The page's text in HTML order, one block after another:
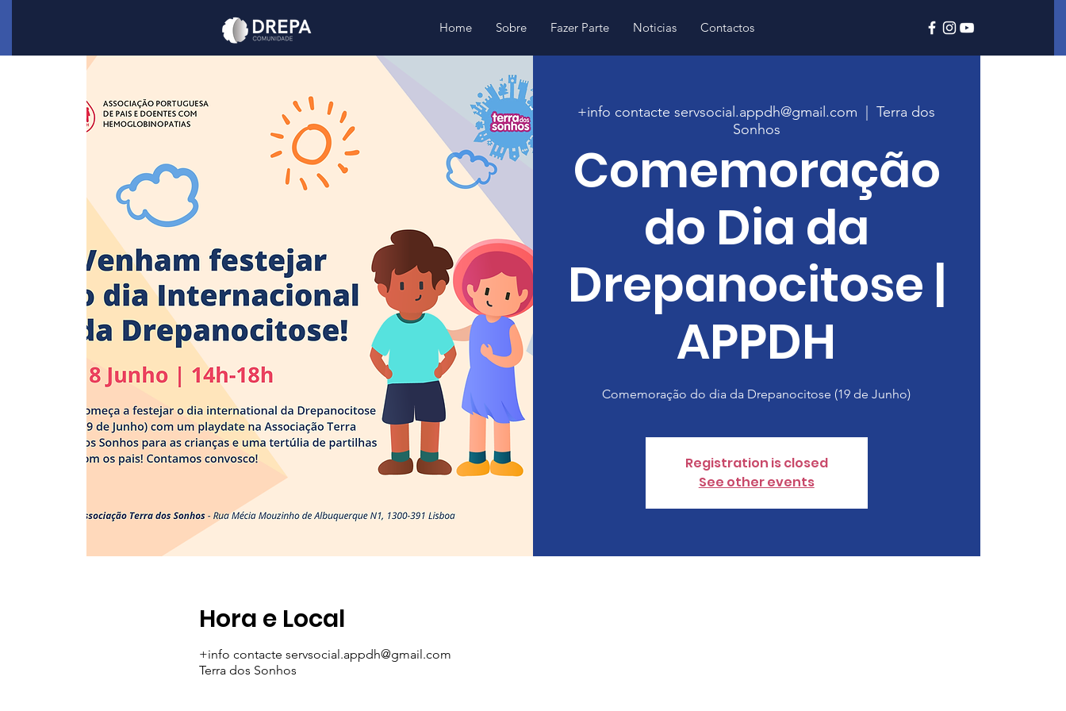
Home Sobre Fazer Parte Noticias Contactos
+info contacte servsocial.appdh@gmail.com
  |
Terra dos
Sonhos
Comemoração
do Dia da
Drepanocitose |
APPDH
Comemoração do dia da Drepanocitose (19 de Junho)
Registration is closed
See other events
Hora e Local
+info contacte servsocial.appdh@gmail.com
Terra dos Sonhos